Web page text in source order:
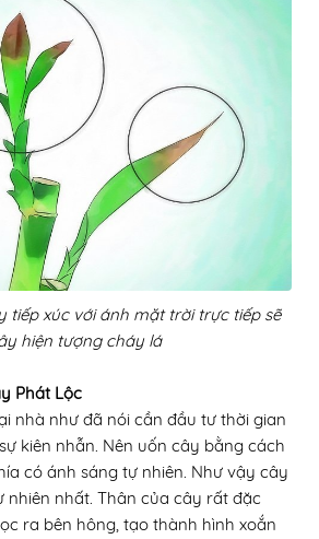
tiếp xúc với ánh mặt trời trực tiếp sẽ
hiện tượng cháy lá
Phát Lộc
nhà như đã nói cần đầu tư thời gian
kiên nhẫn. Nên uốn cây bằng cách
có ánh sáng tự nhiên. Như vậy cây
nhiên nhất. Thân của cây rất đặc
ra bên hông, tạo thành hình xoắn